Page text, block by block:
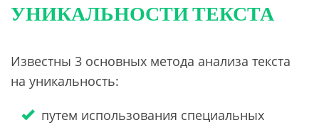
УНИКАЛЬНОСТИ ТЕКСТА
Известны 3 основных метода анализа текста
на уникальность:
путем использования специальных